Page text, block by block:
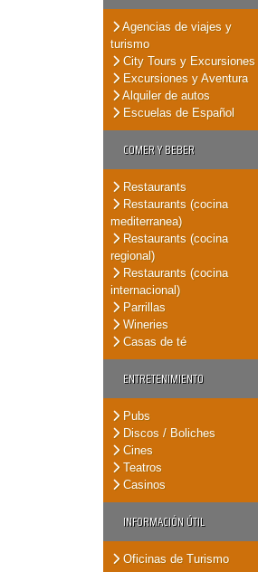
Agencias de viajes y
turismo
City Tours y Excursiones
Excursiones y Aventura
Alquiler de autos
Escuelas de Español
COMER Y BEBER
Restaurants
Restaurants (cocina
mediterranea)
Restaurants (cocina
regional)
Restaurants (cocina
internacional)
Parrillas
Wineries
Casas de té
ENTRETENIMIENTO
Pubs
Discos / Boliches
Cines
Teatros
Casinos
INFORMACIÓN ÚTIL
Oficinas de Turismo